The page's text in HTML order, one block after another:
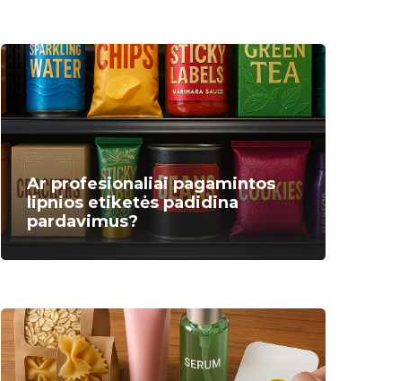
Ar profesionaliai pagamintos
lipnios etiketės padidina
pardavimus?